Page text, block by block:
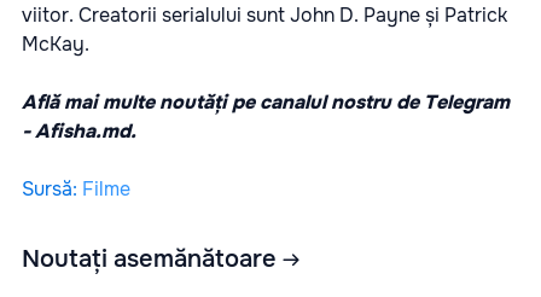
viitor. Creatorii serialului sunt John D. Payne și Patrick
McKay.
Află mai multe noutăți pe canalul nostru de Telegram
-Afisha.md.
Sursă: Filme
Noutați asemănătoare